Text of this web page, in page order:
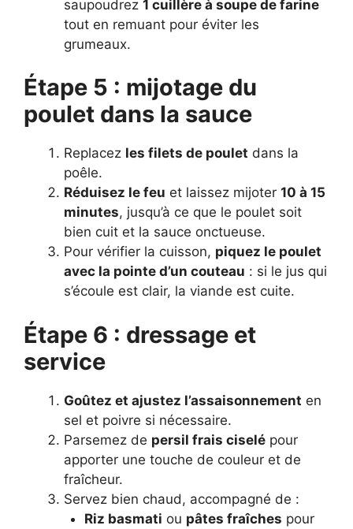
saupoudrez 1 cuillère à soupe de farine
tout en remuant pour éviter les
grumeaux.
Étape 5 : mijotage du
poulet dans la sauce
Replacez les filets de poulet dans la
poêle.
Réduisez le feu et laissez mijoter 10 à 15
minutes, jusqu’à ce que le poulet soit
bien cuit et la sauce onctueuse.
Pour vérifier la cuisson, piquez le poulet
avec la pointe d’un couteau : si le jus qui
s’écoule est clair, la viande est cuite.
Étape 6 : dressage et
service
Goûtez et ajustez l’assaisonnement en
sel et poivre si nécessaire.
Parsemez de persil frais ciselé pour
apporter une touche de couleur et de
fraîcheur.
Servez bien chaud, accompagné de :
Riz basmati ou pâtes fraîches pour